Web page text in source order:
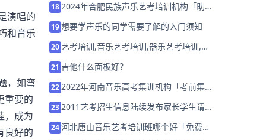
演唱的
和音乐
，如弯
重要的
，成为
良好的
182024年合肥民族声乐艺考培训机构「助力
19想要学声乐的同学需要了解的入门须知
20艺考培训,音乐艺考培训,器乐艺考培训,声
21 吉他什么面板好？
222022年河南音乐高考集训机构「考前集训
232011艺考招生信息陆续发布家长学生请及
24河北唐山音乐艺考培训班哪个好「免费试